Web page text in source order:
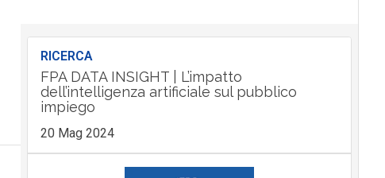
RICERCA
FPA DATA INSIGHT | L’impatto
dell’intelligenza artificiale sul pubblico
impiego
20 Mag 2024